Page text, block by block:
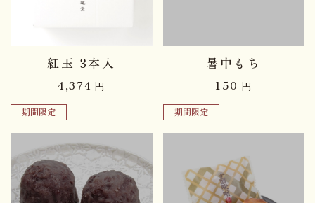
紅玉 3本入
4,374 円
期間限定
品切れ中
暑中もち
150 円
期間限定